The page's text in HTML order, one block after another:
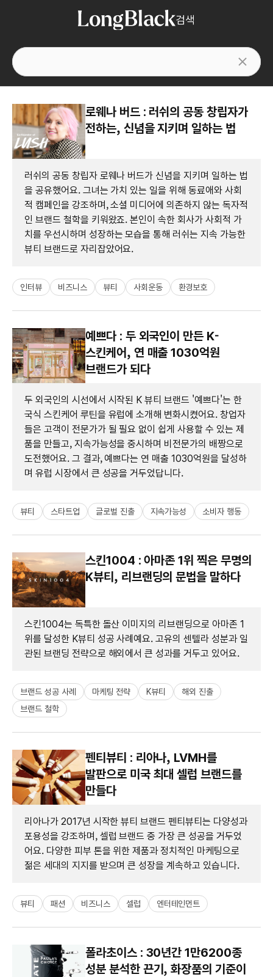
검색
로웨나 버드 : 러쉬의 공동 창립자가
전하는, 신념을 지키며 일하는 법
러쉬의 공동 창립자 로웨나 버드가 신념을 지키며 일하는 법
을 공유했어요. 그녀는 가치 있는 일을 위해 동료애와 사회
적 캠페인을 강조하며, 소셜 미디어에 의존하지 않는 독자적
인 브랜드 철학을 키워왔죠. 본인이 속한 회사가 사회적 가
치를 우선시하며 성장하는 모습을 통해 러쉬는 지속 가능한
뷰티 브랜드로 자리잡았어요.
인터뷰 비즈니스 뷰티 사회운동 환경보호
예쁘다 : 두 외국인이 만든 K-
스킨케어, 연 매출 1030억원
브랜드가 되다
두 외국인의 시선에서 시작된 K 뷰티 브랜드 '예쁘다'는 한
국식 스킨케어 루틴을 유럽에 소개해 변화시켰어요. 창업자
들은 고객이 전문가가 될 필요 없이 쉽게 사용할 수 있는 제
품을 만들고, 지속가능성을 중시하며 비전문가의 배짱으로
도전했어요. 그 결과, 예쁘다는 연 매출 1030억원을 달성하
며 유럽 시장에서 큰 성공을 거두었답니다.
뷰티 스타트업 글로벌 진출 지속가능성 소비자 행동
스킨1004 : 아마존 1위 찍은 무명의
K뷰티, 리브랜딩의 문법을 말하다
스킨1004는 독특한 돌산 이미지의 리브랜딩으로 아마존 1
위를 달성한 K뷰티 성공 사례예요. 고유의 센텔라 성분과 일
관된 브랜딩 전략으로 해외에서 큰 성과를 거두고 있어요.
브랜드 성공 사례 마케팅 전략 K뷰티
해외 진출
브랜드 철학
펜티뷰티 : 리아나, LVMH를
발판으로 미국 최대 셀럽 브랜드를
만들다
리아나가 2017년 시작한 뷰티 브랜드 펜티뷰티는 다양성과
포용성을 강조하며, 셀럽 브랜드 중 가장 큰 성공을 거두었
어요. 다양한 피부 톤을 위한 제품과 정치적인 마케팅으로
젊은 세대의 지지를 받으며 큰 성장을 계속하고 있습니다.
뷰티 패션 비즈니스 셀럽 엔터테인먼트
폴라초이스 : 30년간 1만6200종
성분 분석한 끈기, 화장품의 기준이